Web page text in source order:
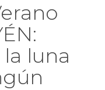
luna